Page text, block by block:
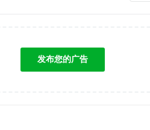
发布您的广告